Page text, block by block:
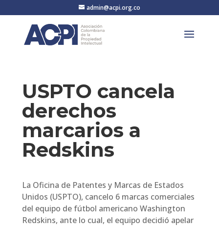
admin@acpi.org.co
USPTO cancela
derechos
marcarios a
Redskins
La Oficina de Patentes y Marcas de Estados
Unidos (USPTO), cancelo 6 marcas comerciales
del equipo de fútbol americano Washington
Redskins, ante lo cual, el equipo decidió apelar